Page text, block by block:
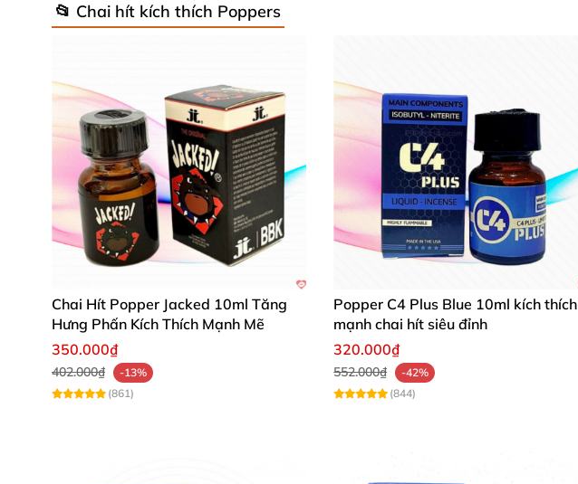
📂 Chai hít kích thích Poppers
Chai Hít Popper Jacked 10ml Tăng
Hưng Phấn Kích Thích Mạnh Mẽ
350.000₫
402.000₫
-13%
(861)
Popper C4 Plus Blue 10ml kích thích
mạnh chai hít siêu đỉnh
320.000₫
552.000₫
-42%
(844)